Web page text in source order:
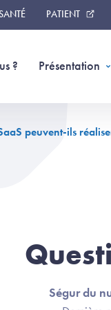
PATIENT
? Présentation
peuvent-ils
Ségur du